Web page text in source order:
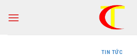
TIN TỨC